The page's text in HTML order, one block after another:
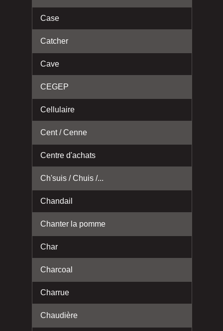
Case
Catcher
Cave
CEGEP
Cellulaire
Cent / Cenne
Centre d'achats
Ch'suis / Chuis /...
Chandail
Chanter la pomme
Char
Charcoal
Charrue
Chaudière